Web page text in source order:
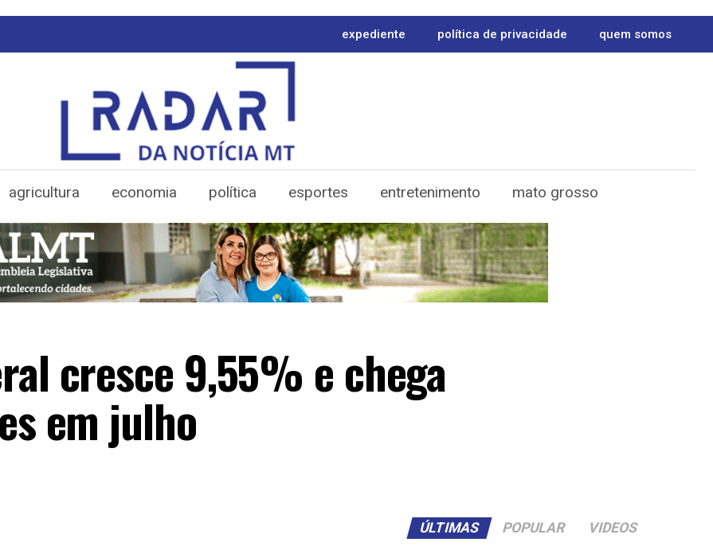
expediente política de privacidade quem somos
agricultura economia política esportes entretenimento mato grosso
cresce 9,55% e chega
em julho
ÚLTIMAS POPULAR VIDEOS